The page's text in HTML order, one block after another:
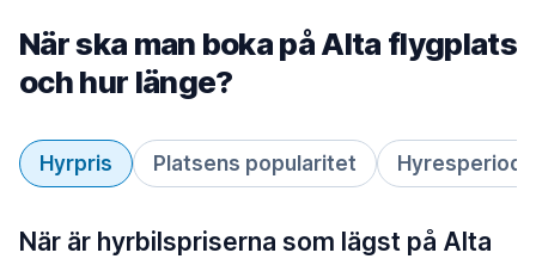
När ska man boka på Alta flygplats
och hur länge?
Hyrpris Platsens popularitet Hyresperiod
När är hyrbilspriserna som lägst på Alta